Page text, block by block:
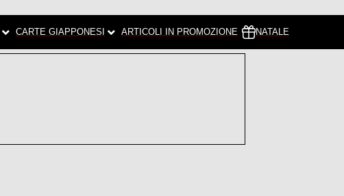
CARTE GIAPPONESI ARTICOLI IN PROMOZIONE NATALE